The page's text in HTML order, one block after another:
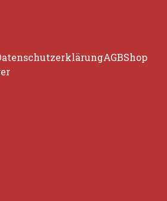
AGBShop